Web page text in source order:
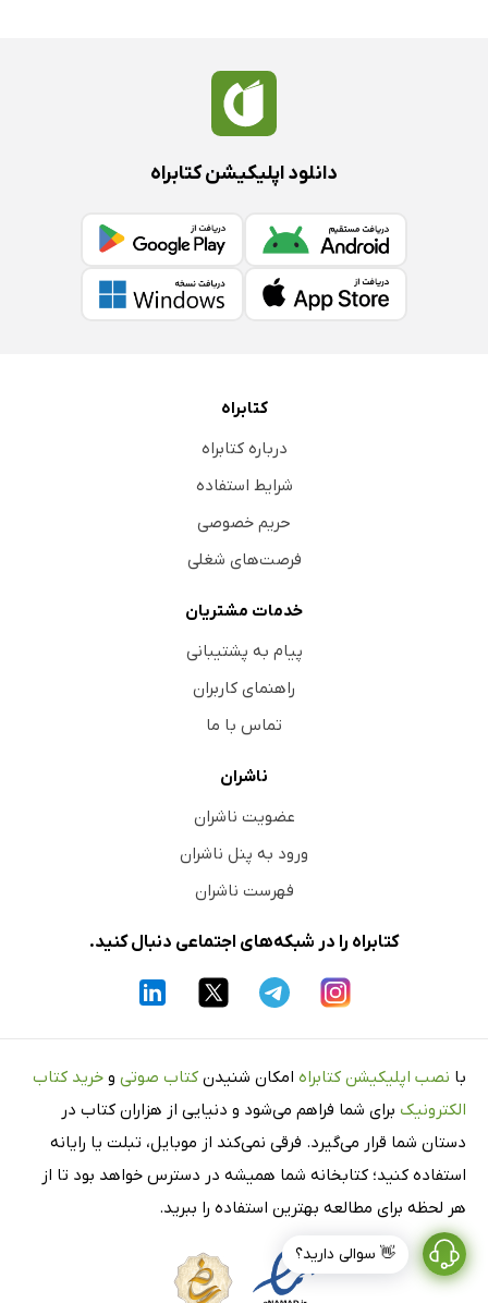
👋 سوالی دارید؟
دانلود اپلیکیشن کتابراه
کتابراه
درباره کتابراه
شرایط استفاده
حریم خصوصی
فرصت‌های شغلی
خدمات مشتریان
پیام به پشتیبانی
راهنمای کاربران
تماس با ما
ناشران
عضویت ناشران
ورود به پنل ناشران
فهرست ناشران
کتابراه را در شبکه‌های اجتماعی دنبال کنید.
با نصب اپلیکیشن کتابراه امکان شنیدن کتاب صوتی و خرید کتاب
الکترونیک برای شما فراهم می‌شود و دنیایی از هزاران کتاب در
دستان شما قرار می‌گیرد. فرقی نمی‌کند از موبایل، تبلت یا رایانه
استفاده کنید؛ کتابخانه شما همیشه در دسترس خواهد بود تا از
هر لحظه برای مطالعه بهترین استفاده را ببرید.